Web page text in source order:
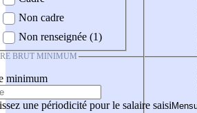
Non cadre
Non renseignée (1)
BRUT MINIMUM
minimum
une périodicité pour le salaire saisi